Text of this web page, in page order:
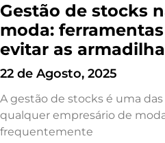
Gestão de stocks
moda:
evitar as
22 de Agosto, 2025
A gestão de stocks é uma
qualquer empresário de
frequentemente